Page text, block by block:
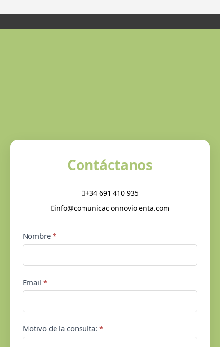
Contáctanos
+34 691 410 935
info@comunicacionnoviolenta.com
Contacto
pie
de
Nombre *
Email *
Motivo de la consulta: *